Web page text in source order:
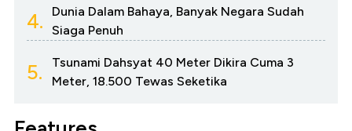
4.
Dunia Dalam Bahaya, Banyak Negara Sudah
Siaga Penuh
5.
Tsunami Dahsyat 40 Meter Dikira Cuma 3
Meter, 18.500 Tewas Seketika